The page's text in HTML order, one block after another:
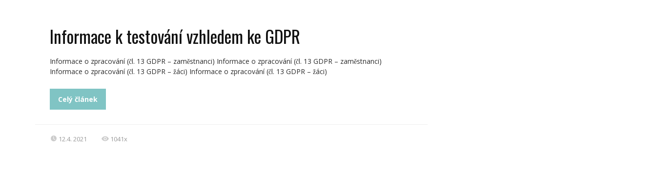
Informace k testování vzhledem ke GDPR
Informace o zpracování (čl. 13 GDPR – zaměstnanci) Informace o zpracování (čl. 13 GDPR – zaměstnanci)
Informace o zpracování (čl. 13 GDPR – žáci) Informace o zpracování (čl. 13 GDPR – žáci)
Celý článek
12.4. 2021 1041x